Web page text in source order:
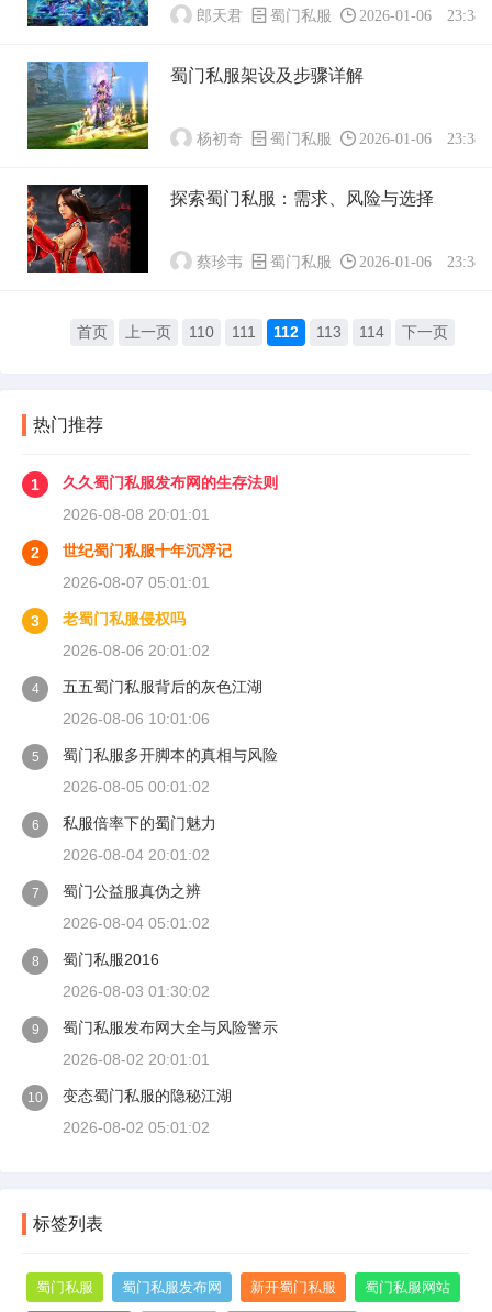
郎天君 蜀门私服 2026-01-06
蜀门私服架设及步骤详解
杨初奇 蜀门私服 2026-01-06
探索蜀门私服：需求、风险与选择
蔡珍韦 蜀门私服 2026-01-06
首页 上一页 110 111 112 113 114 下一页
热门推荐
1
久久蜀门私服发布网的生存法则
2026-08-08 20:01:01
2
世纪蜀门私服十年沉浮记
2026-08-07 05:01:01
3
老蜀门私服侵权吗
2026-08-06 20:01:02
4
五五蜀门私服背后的灰色江湖
2026-08-06 10:01:06
5
蜀门私服多开脚本的真相与风险
2026-08-05 00:01:02
6
私服倍率下的蜀门魅力
2026-08-04 20:01:02
7
蜀门公益服真伪之辨
2026-08-04 05:01:02
8
蜀门私服2016
2026-08-03 01:30:02
9
蜀门私服发布网大全与风险警示
2026-08-02 20:01:01
10
变态蜀门私服的隐秘江湖
2026-08-02 05:01:02
标签列表
蜀门私服 蜀门私服发布网 新开蜀门私服 蜀门私服网站